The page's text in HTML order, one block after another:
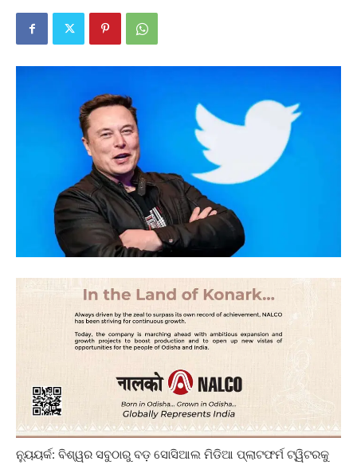
ନ୍ୟୁୟର୍କ: ବିଶ୍ୱର ସବୁଠାରୁ ବଡ଼ ସୋସିଆଲ ମିଡିଆ ପ୍ଲାଟଫର୍ମ ଟ୍ୱିଟରକୁ